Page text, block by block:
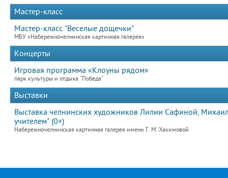
Мастер-класс
Мастер-класс "Веселые дощечки"
МБУ «Набережночелнинская картинная галерея»
Концерты
Игровая программа «Клоуны рядом»
парк культуры и отдыха "Победа"
Выставки
Выставка челнинских художников Лилии Сафиной,
учителем" (0+)
Набережночелнинская картинная галерея имени Г. М. Хакимовой